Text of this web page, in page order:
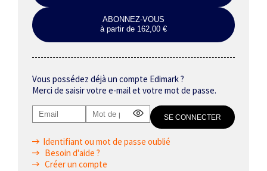
ABONNEZ-VOUS
à partir de 162,00 €
Vous possédez déjà un compte Edimark ?
Merci de saisir votre e-mail et votre mot de passe.
Identifiant ou mot de passe oublié
Besoin d'aide ?
Créer un compte